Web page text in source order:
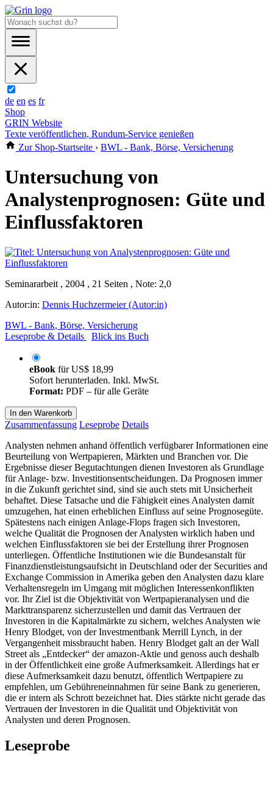
de en es fr
Shop
GRIN Website
Texte veröffentlichen, Rundum-Service genießen
Zur Shop-Startseite › BWL - Bank, Börse, Versicherung
Untersuchung von
Analystenprognosen: Güte und
Einflussfaktoren
Seminararbeit , 2004 , 21 Seiten , Note: 2,0
Autor:in: Dennis Huchzermeier (Autor:in)
BWL - Bank, Börse, Versicherung
Leseprobe & Details
Blick ins Buch
eBook fürUS$ 18,99
Sofort herunterladen. Inkl. MwSt.
Format: PDF – für alle Geräte
In den Warenkorb
Zusammenfassung Leseprobe Details
Analysten nehmen anhand öffentlich verfügbarer Informationen eine
Beurteilung von Wertpapieren, Märkten und Branchen vor. Die
Ergebnisse dieser Begutachtungen dienen Investoren als Grundlage
für Anlage- bzw. Investitionsentscheidungen. Da Prognosen immer
in die Zukunft gerichtet sind, sind sie auch stets mit Unsicherheit
behaftet. Diese Tatsache und die Fähigkeit eines Analysten damit
umzugehen, hat einen erheblichen Einfluss auf seine Prognosegüte.
Spätestens nach einigen Anlage-Flops fragen sich Investoren,
welche Qualität die Prognosen der Analysten wirklich haben und
welchen Einflussfaktoren sie bei der Erstellung ihrer Prognosen
unterliegen. Öffentliche Institutionen wie die Bundesanstalt für
Finanzdienstleistungsaufsicht in Deutschland oder der Securities and
Exchange Commission in Amerika geben den Analysten dazu klare
Verhaltensregeln im Umgang mit möglichen Interessenkonflikten
vor. Ihr Ziel ist die Objektivität von Wertpapieranalysen und die
Markttransparenz sicherzustellen und damit das Vertrauen der
Investoren in die Kapitalmärkte zu sichern, welches Analysten wie
Henry Blodget, von der Investmentbank Merrill Lynch, in der
Vergangenheit missbraucht haben. Henry Blodget galt an der Wall
Street als „Entdecker“ der amazon-Aktie und genoss auch deshalb
in der Öffentlichkeit eine große Aufmerksamkeit. Allerdings hat er
diese Aufmerksamkeit dazu benutzt, öffentlich Wertpapiere zu
empfehlen, um Gebühreneinnahmen für seine Bank zu generieren,
die er intern als Schrott bezeichnet hat. Dies stärkte nicht gerade das
Vertrauen der Investoren in die Qualität und Objektivität von
Analysten und deren Prognosen.
Leseprobe